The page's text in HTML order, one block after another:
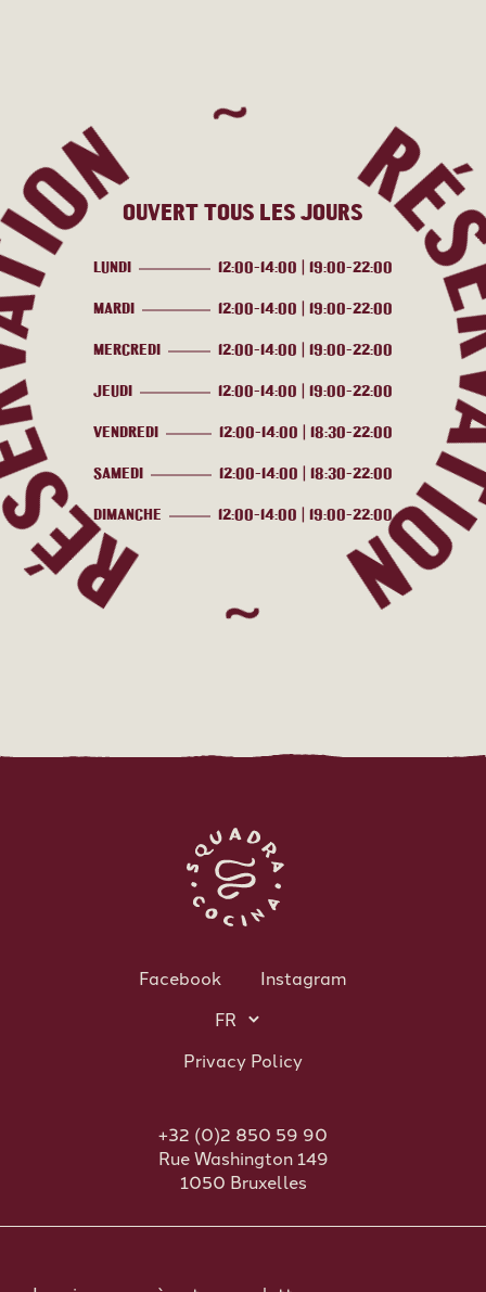
~
OUVERT TOUS LES JOURS
LUNDI 12:00-14:00 | 19:00-22:00
MARDI 12:00-14:00 | 19:00-22:00
MERCREDI 12:00-14:00 | 19:00-22:00
JEUDI 12:00-14:00 | 19:00-22:00
VENDREDI 12:00-14:00 | 18:30-22:00
SAMEDI 12:00-14:00 | 18:30-22:00
DIMANCHE 12:00-14:00 | 19:00-22:00
Facebook Instagram
Privacy Policy
+32 (0)2 850 59 90
Rue Washington 149
1050 Bruxelles